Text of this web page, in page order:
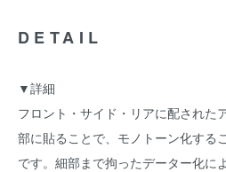
DETAIL
▼詳細
フロント・サイド・リアに配された
部に貼ることで、モノトーン化する
です。細部まで拘ったデーター化に